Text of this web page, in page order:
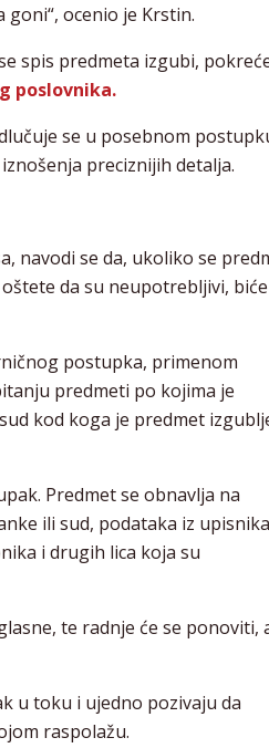
ocenio je Krstin.
spis predmeta izgubi,
poslovnika.
se u posebnom
preciznijih detalja.
navodi se da, ukoliko se
da su neupotrebljivi, biće
postupka, primenom
predmeti po kojima je
kod koga je predmet
Predmet se obnavlja na
ili sud, podataka iz
i drugih lica koja su
te radnje će se ponoviti,
u toku i ujedno pozivaju da
raspolažu.